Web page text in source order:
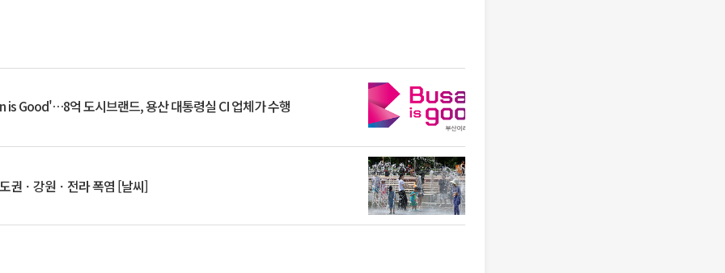
is Good'…8억 도시브랜드, 용산 대통령실 CI 업체가 수행
권ㆍ강원ㆍ전라 폭염 [날씨]